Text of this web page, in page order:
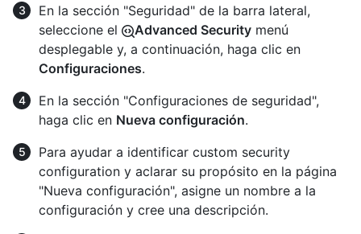
En la sección "Seguridad" de la barra lateral,
seleccione el
Advanced Security menú
desplegable y, a continuación, haga clic en
Configuraciones.
En la sección "Configuraciones de seguridad",
haga clic en Nueva configuración.
Para ayudar a identificar custom security
configuration y aclarar su propósito en la página
"Nueva configuración", asigne un nombre a la
configuración y cree una descripción.